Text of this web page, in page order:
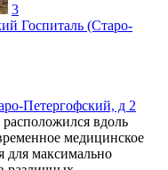
3
Госпиталь (Старо-
Петергофский, д 2
вдоль
медицинское
для максимально